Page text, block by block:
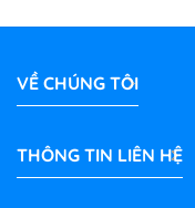
VỀ CHÚNG TÔI
THÔNG TIN LIÊN HỆ